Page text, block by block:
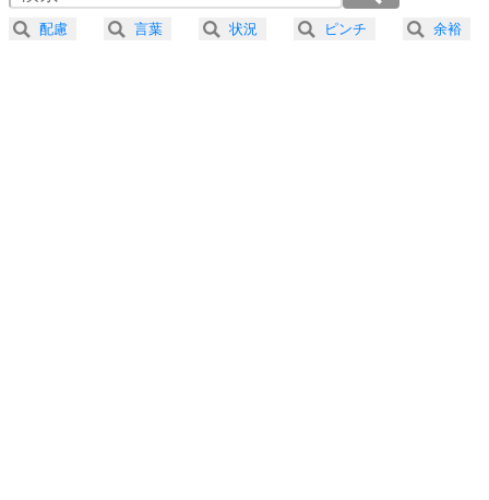
プラス思考
2.5倍速 （261KB 1分6秒）
3.0倍速 （217KB 55秒）
配慮 言葉 状況 ピンチ 余裕